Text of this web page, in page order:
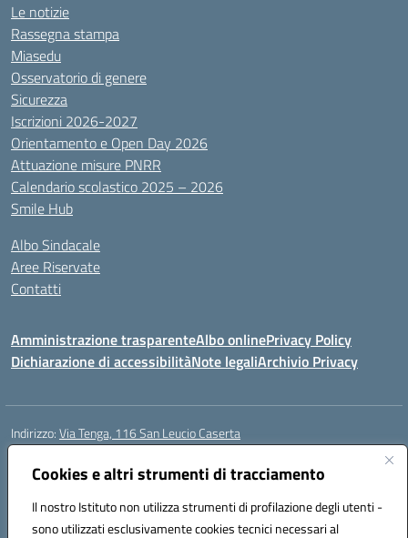
Cookies e altri strumenti di tracciamento
Il nostro Istituto non utilizza strumenti di profilazione degli utenti -
sono utilizzati esclusivamente cookies tecnici necessari al
Le notizie
Rassegna stampa
Miasedu
Osservatorio di genere
Sicurezza
Iscrizioni 2026-2027
Orientamento e Open Day 2026
Attuazione misure PNRR
Calendario scolastico 2025 – 2026
Smile Hub
Albo Sindacale
Aree Riservate
Contatti
Amministrazione trasparenteAlbo onlinePrivacy Policy
Dichiarazione di accessibilitàNote legaliArchivio Privacy
Indirizzo:Via Tenga, 116 San Leucio Caserta
Centralino:
Posta elettronica certificata (PEC):ceis042009@pec.istruzione.it
Codice fiscale: 93098380616
Codice meccanografico:CEIS042009